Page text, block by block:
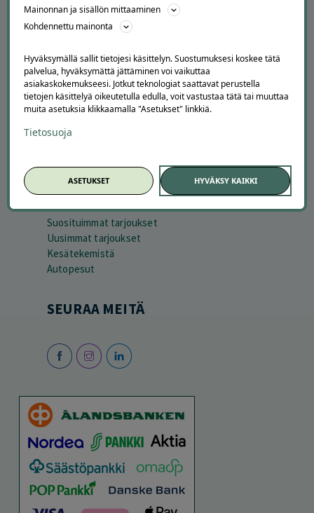
Partneriportaali
LATAA APPI
SESONGISSA
Suosituimmat tarjoukset
Uusimmat tarjoukset
Kesätekemistä
Autopesut
SEURAA MEITÄ
Mainonnan ja sisällön mittaaminen
Kohdennettu mainonta
Hyväksymällä sallit tietojesi käsittelyn. Suostumuksesi koskee tätä
palvelua, hyväksymättä jättäminen voi vaikuttaa
asiakaskokemukseesi. Jotkut teknologiat saattavat perustella
tietojen käsittelyä oikeutetulla edulla, voit vastustaa tätä tai muuttaa
muita asetuksia klikkaamalla "Asetukset" linkkiä.
Tietosuoja
ASETUKSET HYVÄKSY KAIKKI